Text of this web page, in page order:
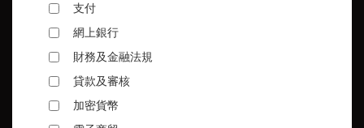
支付
網上銀行
財務及金融法規
貸款及審核
加密貨幣